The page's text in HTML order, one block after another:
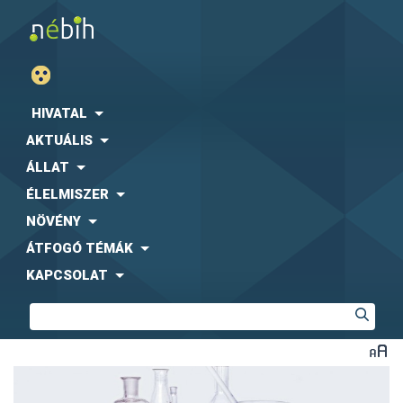
HIVATAL
AKTUÁLIS
ÁLLAT
ÉLELMISZER
NÖVÉNY
ÁTFOGÓ TÉMÁK
KAPCSOLAT